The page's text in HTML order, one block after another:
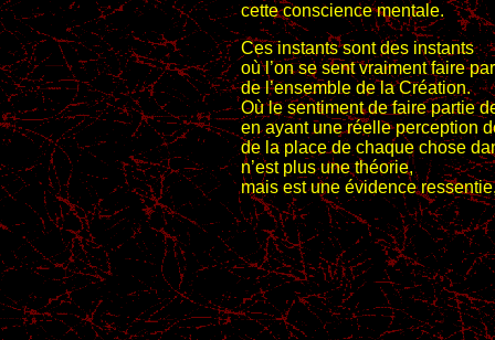
cette conscience mentale.
Ces instants sont des instants
où l’on se sent vraiment faire
de l’ensemble de la Création.
Où le sentiment de faire partie
en ayant une réelle perception
de la place de chaque chose
n’est plus une théorie,
mais est une évidence